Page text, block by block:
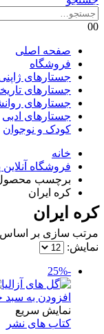
00
صفحه اصلی
فروشگاه
جستارهای
جستارهای
جستارهای
جستارهای ادبی
کودک و نوجوان
خانه
فروشگاه آنلاین
برچسب
کره ایران
کره ایران
مرتب سازی بر
نمایش:
-25%
افزودن به سبد
نمایش سریع
کتاب های نشر